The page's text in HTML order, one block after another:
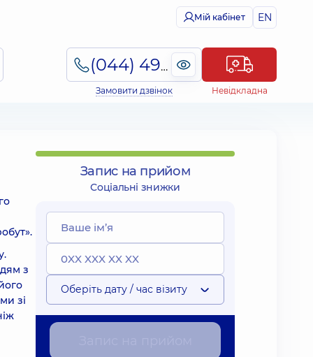
Мій кабінет EN
(044) 495-2-888
Замовити дзвінок Невідкладна
з
зі
Запис на прийом
Соціальні знижки
Оберіть дату / час візиту